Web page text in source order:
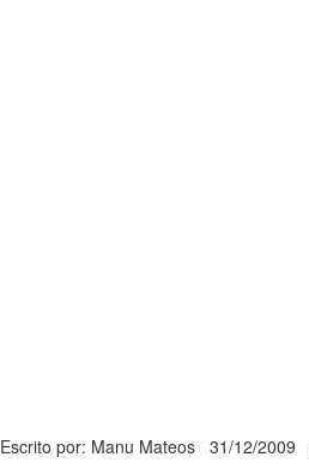
Escrito por: Manu Mateos 31/12/2009